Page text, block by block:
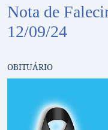
Nota de
12/09/24
OBITUÁRIO